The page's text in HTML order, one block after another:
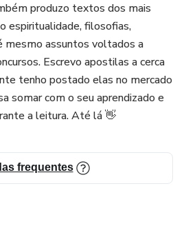
produzo textos dos mais
espiritualidade, filosofias,
mesmo assuntos voltados a
Escrevo apostilas a cerca
tenho postado elas no mercado
somar com o seu aprendizado e
a leitura. Até lá 👋
frequentes